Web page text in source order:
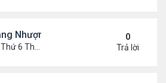
Nhượng 6/25/21-7/2/21
Thứ 6 Tháng 6 25, 2021 2:07 pm
0
Trả lời